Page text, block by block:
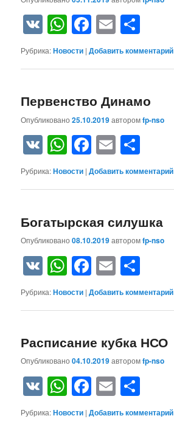
VKWhatsApp
Facebook
Email
Рубрика:Новости |Добавить комментарий
Первенство Динамо
Опубликовано25.10.2019авторомfp-nso
VKWhatsApp
Facebook
Email
Рубрика:Новости |Добавить комментарий
Богатырская силушка
Опубликовано08.10.2019авторомfp-nso
VKWhatsApp
Facebook
Email
Рубрика:Новости |Добавить комментарий
Расписание кубка НСО
Опубликовано04.10.2019авторомfp-nso
VKWhatsApp
Facebook
Email
Рубрика:Новости |Добавить комментарий